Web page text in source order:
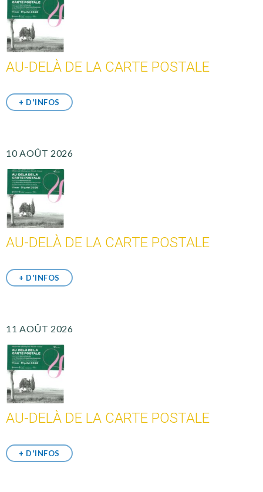
AU-DELÀ DE LA CARTE POSTALE
+ D'INFOS
10 AOÛT 2026
AU-DELÀ DE LA CARTE POSTALE
+ D'INFOS
11 AOÛT 2026
AU-DELÀ DE LA CARTE POSTALE
+ D'INFOS